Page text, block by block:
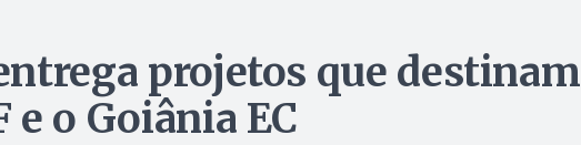
projetos que destinam
e o Goiânia EC